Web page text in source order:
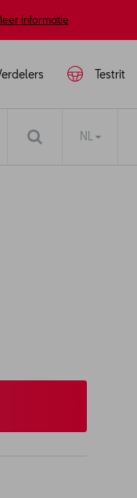
informatie
Testrit
NL